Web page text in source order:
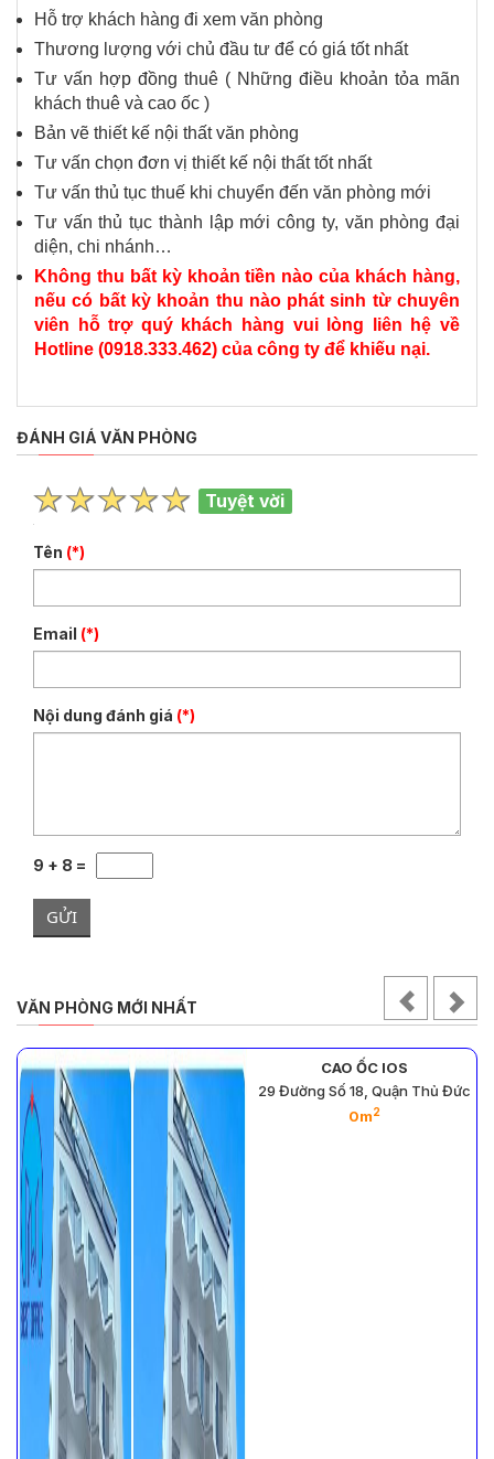
Hỗ trợ khách hàng đi xem văn phòng
Thương lượng với chủ đầu tư để có giá tốt nhất
Tư vấn hợp đồng thuê ( Những điều khoản tỏa mãn
khách thuê và cao ốc )
Bản vẽ thiết kế nội thất văn phòng
Tư vấn chọn đơn vị thiết kế nội thất tốt nhất
Tư vấn thủ tục thuế khi chuyển đến văn phòng mới
Tư vấn thủ tục thành lập mới công ty, văn phòng đại
diện, chi nhánh…
Không thu bất kỳ khoản tiền nào của khách hàng,
nếu có bất kỳ khoản thu nào phát sinh từ chuyên
viên hỗ trợ quý khách hàng vui lòng liên hệ về
Hotline (0918.333.462) của công ty để khiếu nại.
ĐÁNH GIÁ VĂN PHÒNG
Tuyệt vời
Tên (*)
Email (*)
Nội dung đánh giá (*)
9 + 8 =
GỬI
VĂN PHÒNG MỚI NHẤT
2 - 121m2- 214m - 160m2
CAO ỐC IOS
29 Đường Số 18, Quận Thủ Đức
0m2